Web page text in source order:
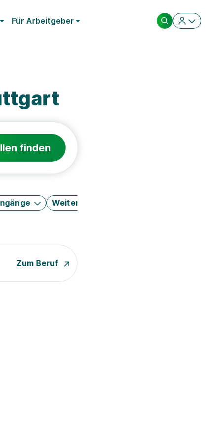
Für Arbeitgeber
finden
Weitere Filter
Zum Beruf